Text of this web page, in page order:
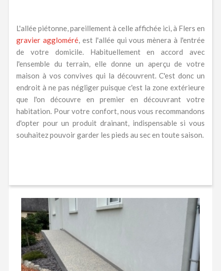
L'allée piétonne, pareillement à celle affichée ici, à Flers en
gravier aggloméré, est l'allée qui vous mènera à l'entrée
de votre domicile. Habituellement en accord avec
l'ensemble du terrain, elle donne un aperçu de votre
maison à vos convives qui la découvrent. C'est donc un
endroit à ne pas négliger puisque c'est la zone extérieure
que l'on découvre en premier en découvrant votre
habitation. Pour votre confort, nous vous recommandons
d'opter pour un produit drainant, indispensable si vous
souhaitez pouvoir garder les pieds au sec en toute saison.